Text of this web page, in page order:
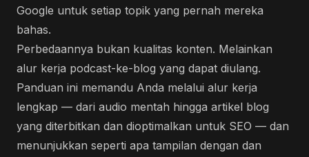
Google untuk setiap topik yang pernah mereka
bahas.
Perbedaannya bukan kualitas konten. Melainkan
alur kerja podcast-ke-blog yang dapat diulang.
Panduan ini memandu Anda melalui alur kerja
lengkap — dari audio mentah hingga artikel blog
yang diterbitkan dan dioptimalkan untuk SEO — dan
menunjukkan seperti apa tampilan dengan dan